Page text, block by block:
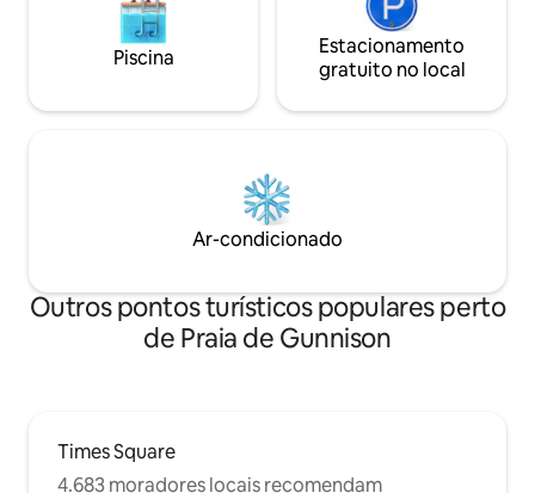
Piscina
Estacionamento
gratuito no local
Ar-condicionado
Outros pontos turísticos populares perto
de Praia de Gunnison
Times Square
4.683 moradores locais recomendam